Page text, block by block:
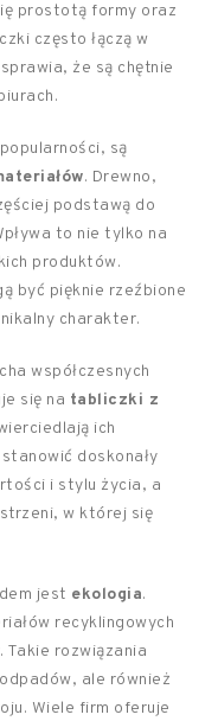
prostotą formy oraz
często łączą w
że są chętnie
są
. Drewno,
podstawą do
to nie tylko na
produktów.
być pięknie rzeźbione
charakter.
współczesnych
się na tabliczki z
ich
doskonały
i stylu życia, a
w której się
jest ekologia.
recyklingowych
rozwiązania
ale również
Wiele firm oferuje